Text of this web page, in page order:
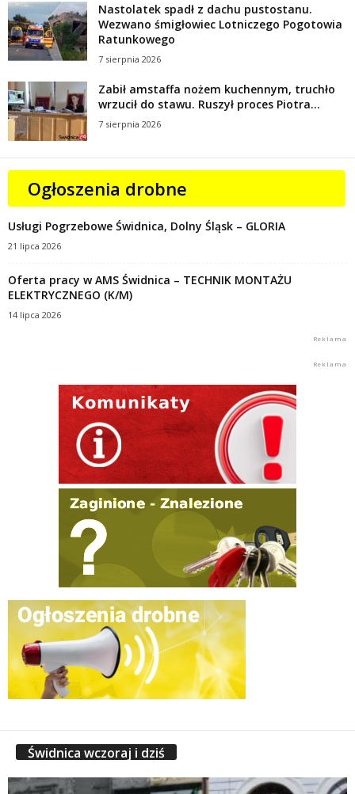
Nastolatek spadł z dachu pustostanu.
Wezwano śmigłowiec Lotniczego Pogotowia
Ratunkowego
7 sierpnia 2026
Zabił amstaffa nożem kuchennym, truchło
wrzucił do stawu. Ruszył proces Piotra...
7 sierpnia 2026
Ogłoszenia drobne
Usługi Pogrzebowe Świdnica, Dolny Śląsk – GLORIA
21 lipca 2026
Oferta pracy w AMS Świdnica – TECHNIK MONTAŻU
ELEKTRYCZNEGO (K/M)
14 lipca 2026
Świdnica wczoraj i dziś